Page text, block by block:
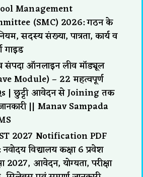
Management
(SMC) 2026: गठन के
सदस्य संख्या, पात्रता, कार्य व
गाइड
संपदा ऑनलाइन लीव मॉड्यूल
Module) – 22 महत्वपूर्ण
| छुट्टी आवेदन से Joining तक
|| Manav Sampada
2027 Notification PDF
नवोदय विद्यालय कक्षा 6 प्रवेश
2027, आवेदन, योग्यता, परीक्षा